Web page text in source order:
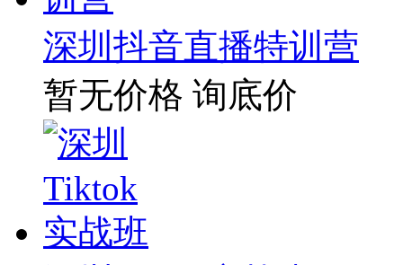
深圳抖音直播特训营
暂无价格 询底价